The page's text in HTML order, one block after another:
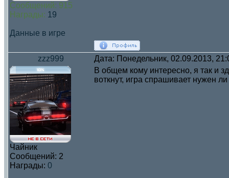
Сообщений: 915
Награды: 19
Данные в игре
zzz999 Дата: Понедельник, 02.09.2013,
Чайник
Сообщений: 2
Награды: 0
В общем кому интересно, я так и
воткнут, игра спрашивает нужен